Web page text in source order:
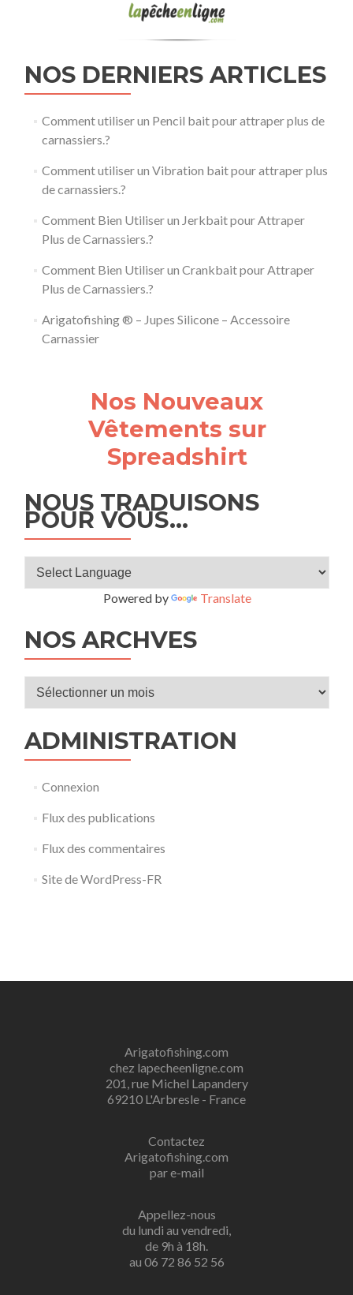
NOS DERNIERS ARTICLES
Comment utiliser un Pencil bait pour attraper plus de
carnassiers.?
Comment utiliser un Vibration bait pour attraper plus
de carnassiers.?
Comment Bien Utiliser un Jerkbait pour Attraper
Plus de Carnassiers.?
Comment Bien Utiliser un Crankbait pour Attraper
Plus de Carnassiers.?
Arigatofishing ® – Jupes Silicone – Accessoire
Carnassier
Nos Nouveaux
Vêtements sur
Spreadshirt
NOUS TRADUISONS
POUR VOUS…
Powered by Translate
NOS ARCHVES
Nos
ADMINISTRATION
Connexion
Flux des publications
Flux des commentaires
Site de WordPress-FR
Arigatofishing.com
chez lapecheenligne.com
201, rue Michel Lapandery
69210 L'Arbresle - France
Contactez
Arigatofishing.com
par e-mail
Appellez-nous
du lundi au vendredi,
de 9h à 18h.
au 06 72 86 52 56